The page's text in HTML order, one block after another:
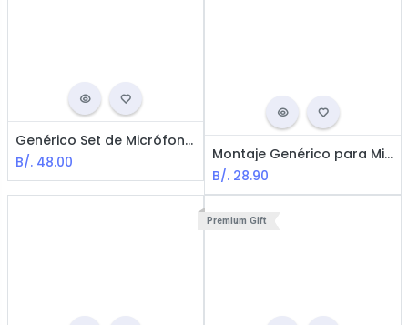
Genérico Set de Micrófono para Podcast / USB / Negro
B/. 48.00
Montaje Genérico para Micrófono / Black
B/. 28.90
Premium Gift